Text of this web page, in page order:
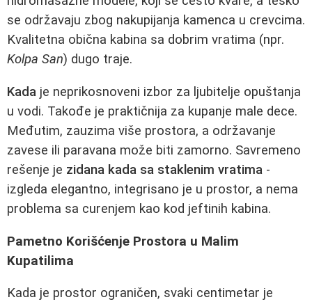
se održavaju zbog nakupijanja kamenca u crevcima.
Kvalitetna obična kabina sa dobrim vratima (npr.
Kolpa San) dugo traje.
Kada je neprikosnoveni izbor za ljubitelje opuštanja
u vodi. Takođe je praktičnija za kupanje male dece.
Međutim, zauzima više prostora, a održavanje
zavese ili paravana može biti zamorno. Savremeno
rešenje je zidana kada sa staklenim vratima -
izgleda elegantno, integrisano je u prostor, a nema
problema sa curenjem kao kod jeftinih kabina.
Pametno Korišćenje Prostora u Malim
Kupatilima
Kada je prostor ograničen, svaki centimetar je